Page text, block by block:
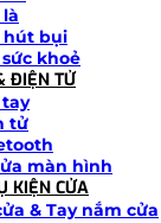
hút bụi
khoẻ
ĐIỆN TỬ
tay
tử
màn hình
KIỆN CỬA
& Tay nắm cửa